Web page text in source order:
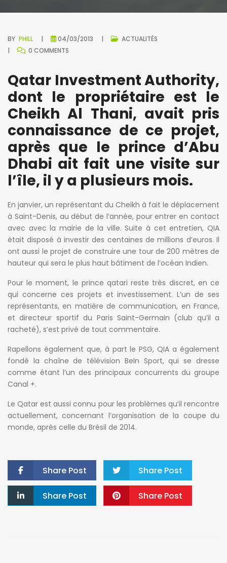
BY PHILL 04/03/2013
ACTUALITÉS
0 COMMENTS
Qatar Investment Authority,
dont le propriétaire est le
Cheikh Al Thani, avait pris
connaissance de ce projet,
après que le prince d’Abu
Dhabi ait fait une visite sur
l’île, il y a plusieurs mois.
En janvier, un représentant du Cheikh à fait le déplacement
à Saint-Denis, au début de l’année, pour entrer en contact
avec avec la mairie de la ville. Suite à cet entretien, QIA
était disposé à investir des centaines de millions d’euros. Il
ont aussi le projet de construire une tour de 200 mètres de
hauteur qui sera le plus haut bâtiment de l’océan Indien.
Pour le moment, le prince qatari reste très discret, en ce
qui concerne ces projets et investissement. L’un de ses
représentants, en matière de communication, en France,
et directeur sportif du Paris Saint-Germain (club qu’il a
racheté), s’est privé de tout commentaire.
Rapellons également que, à part le PSG, QIA a également
fondé la chaîne de télévision BeIn Sport, qui se dresse
comme étant l’un des principaux concurrents du groupe
Canal +.
Le Qatar est aussi connu pour les problèmes qu’il rencontre
actuellement, concernant l’organisation de la coupe du
monde, après celle du Brésil de 2014.
Share Post Share Post
Share Post Share Post